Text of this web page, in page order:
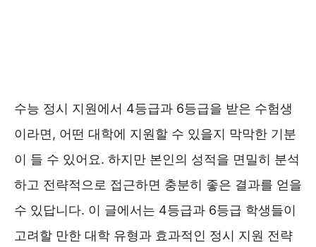
수능 정시 지원에서 4등급과 6등급을 받은 수험생
이라면, 어떤 대학에 지원할 수 있을지 막막한 기분
이 들 수 있어요. 하지만 본인의 성적을 면밀히 분석
하고 전략적으로 접근하면 충분히 좋은 결과를 얻을
수 있답니다. 이 글에서는 4등급과 6등급 학생들이
고려할 만한 대학 유형과 효과적인 정시 지원 전략